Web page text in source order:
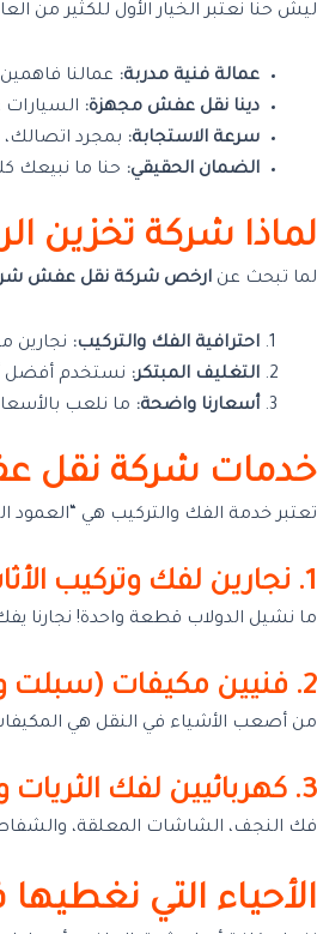
ليش حنا نعتبر الخيار الأول للكثير من
عمالة فنية مدربة: عمالنا
دينا نقل عفش مجهزة:
سرعة الاستجابة: بمجرد
الضمان الحقيقي: حنا ما نبيعك
لماذا شركة تخزين
لما تبحث عن ارخص شركة نقل عفش
احترافية الفك والتركيب: نجارين
التغليف المبتكر: نستخدم أفضل
أسعارنا واضحة: ما نلعب
خدمات شركة نقل
تعتبر خدمة الفك والتركيب هي “العمود
1. نجارين لفك وتركيب الأثاث
ما نشيل الدولاب قطعة واحدة! نجارنا
2. فنيين مكيفات (سبلت وشباك)
من أصعب الأشياء في النقل هي
3. كهربائيين لفك الثريات والأجهزة
فك النجف، الشاشات المعلقة،
الأحياء التي